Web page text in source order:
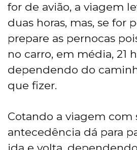
for de avião, a viagem
duas horas, mas, se for
prepare as pernocas
no carro, em média, 21
dependendo do
que fizer.
Cotando a viagem com
antecedência dá para